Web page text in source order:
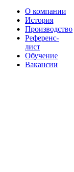
О компании
История
Производство
Референс-
лист
Обучение
Вакансии